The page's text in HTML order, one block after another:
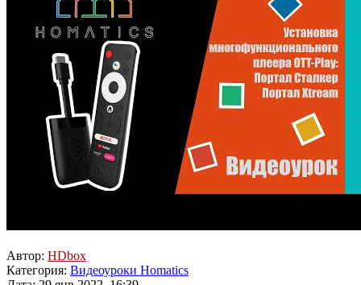
Автор: HDbox
Категория: Видеоуроки Homatics